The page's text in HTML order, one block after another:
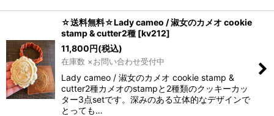
☆送料無料☆Lady cameo / 淑女のカメオ cookie
stamp & cutter2種 [kv212]
11,800円(税込)
在庫数 ×お問い合わせ受付中
Lady cameo / 淑女のカメオ cookie stamp &
cutter2種カメオのstampと2種類のクッキーカッ
ター3点setです。深みのある立体的なデザインで
とっても…